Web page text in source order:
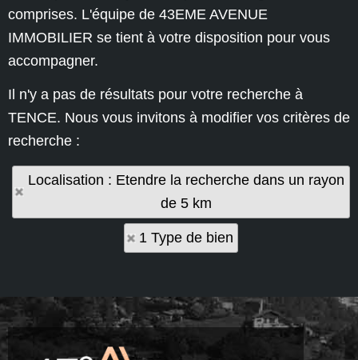
comprises. L'équipe de 43EME AVENUE
IMMOBILIER se tient à votre disposition pour vous
accompagner.
Il n'y a pas de résultats pour votre recherche à
TENCE. Nous vous invitons à modifier vos critères de
recherche :
Localisation : Etendre la recherche dans un rayon
de 5 km
1 Type de bien